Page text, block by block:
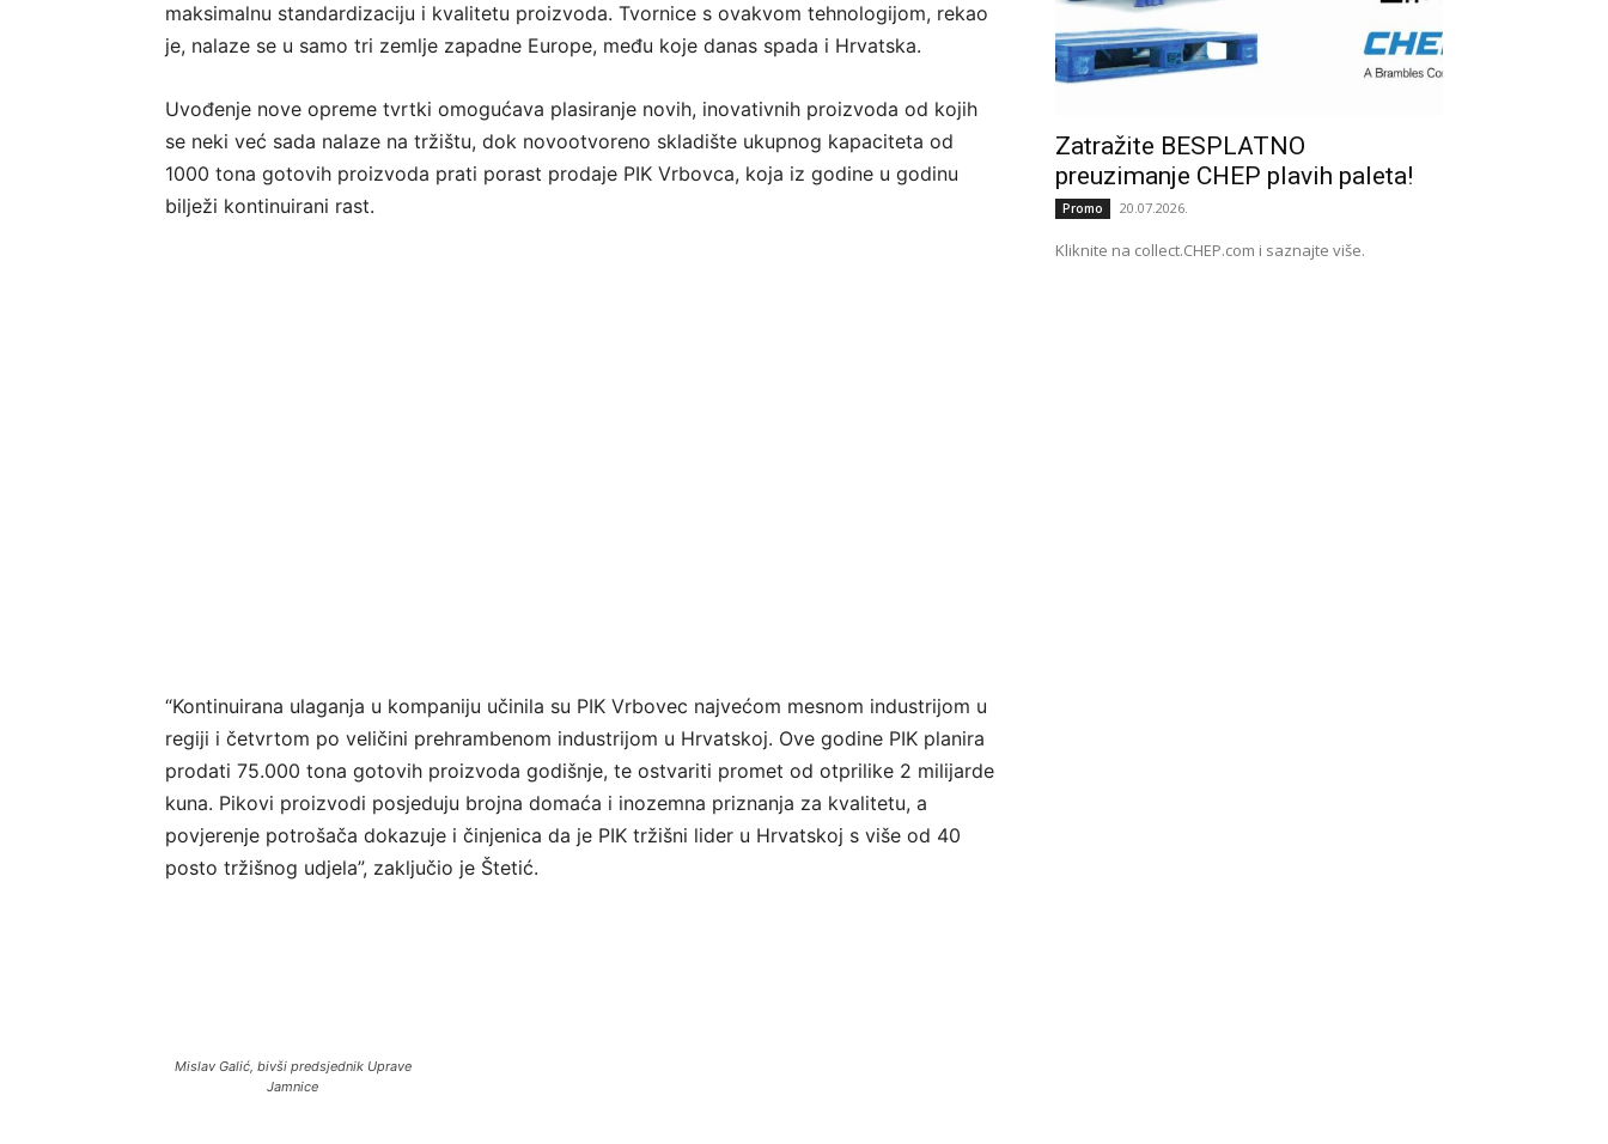
maksimalnu standardizaciju i kvalitetu proizvoda. Tvornice s ovakvom tehnologijom, rekao
je, nalaze se u samo tri zemlje zapadne Europe, među koje danas spada i Hrvatska.
Uvođenje nove opreme tvrtki omogućava plasiranje novih, inovativnih proizvoda od kojih
se neki već sada nalaze na tržištu, dok novootvoreno skladište ukupnog kapaciteta od
1000 tona gotovih proizvoda prati porast prodaje PIK Vrbovca, koja iz godine u godinu
bilježi kontinuirani rast.
“Kontinuirana ulaganja u kompaniju učinila su PIK Vrbovec najvećom mesnom industrijom u
regiji i četvrtom po veličini prehrambenom industrijom u Hrvatskoj. Ove godine PIK planira
prodati 75.000 tona gotovih proizvoda godišnje, te ostvariti promet od otprilike 2 milijarde
kuna. Pikovi proizvodi posjeduju brojna domaća i inozemna priznanja za kvalitetu, a
povjerenje potrošača dokazuje i činjenica da je PIK tržišni lider u Hrvatskoj s više od 40
posto tržišnog udjela”, zaključio je Štetić.
Mislav Galić, bivši predsjednik Uprave
Jamnice
Zatražite BESPLATNO
preuzimanje CHEP plavih paleta!
Promo 20.07.2026.
Kliknite na collect.CHEP.com i saznajte više.